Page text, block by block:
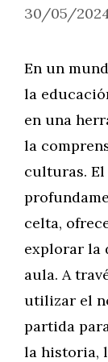
30/05/
En un
la
en una
la
culturas. El
celta,
explorar la
aula. A
utilizar el
partida
la historia,